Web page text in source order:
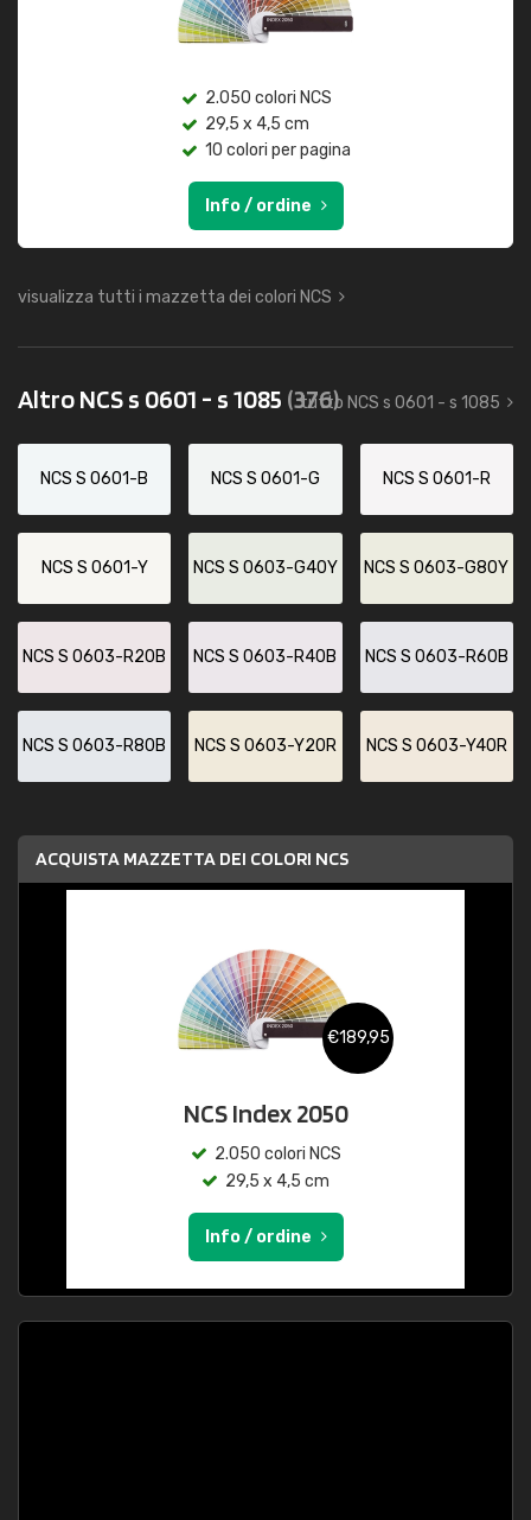
2.050 colori NCS
29,5 x 4,5 cm
10 colori per pagina
Info / ordine
visualizza tutti i mazzetta dei colori NCS
Altro NCS s 0601 - s 1085 (376)
tutto NCS s 0601 - s 1085
NCS S 0601-B NCS S 0601-G NCS S 0601-R
NCS S 0601-Y NCS S 0603-G40Y NCS S 0603-G80Y
NCS S 0603-R20B NCS S 0603-R40B NCS S 0603-R60B
NCS S 0603-R80B NCS S 0603-Y20R NCS S 0603-Y40R
ACQUISTA MAZZETTA DEI COLORI NCS
€189,95
NCS Index 2050
2.050 colori NCS
29,5 x 4,5 cm
Info / ordine